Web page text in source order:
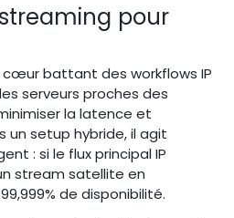
pour
battant des workflows IP
serveurs proches des
la latence et
un setup hybride, il agit
: si le flux principal IP
stream satellite en
de disponibilité.